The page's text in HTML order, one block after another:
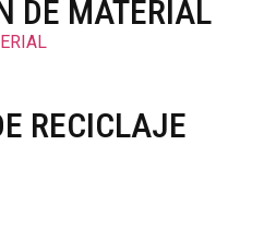
DE MATERIAL
RECICLAJE